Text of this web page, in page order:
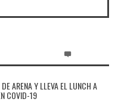
ARENA Y LLEVA EL LUNCH A
COVID-19